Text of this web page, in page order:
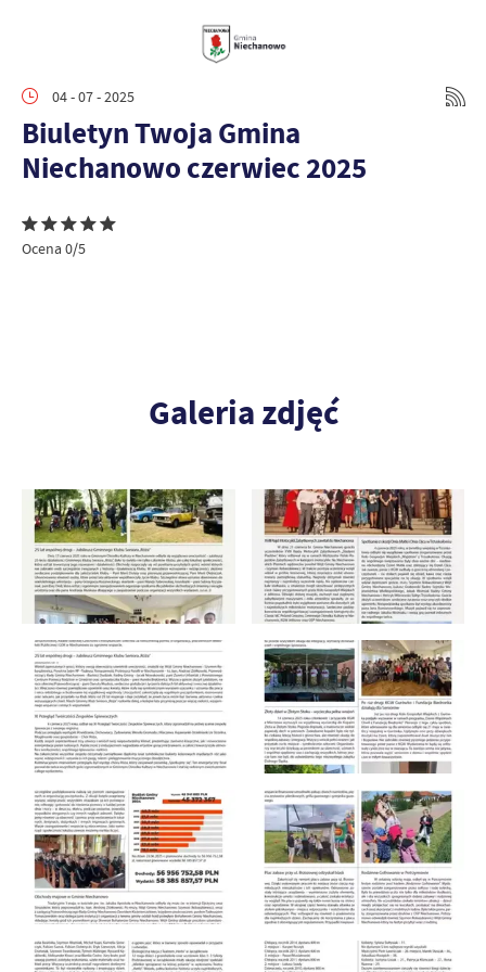
04 - 07 - 2025
Biuletyn Twoja Gmina
Niechanowo czerwiec 2025
Ocena 0/5
Galeria zdjęć